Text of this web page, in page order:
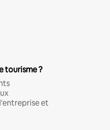
tourisme ?
et